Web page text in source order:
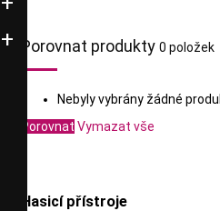
Porovnat produkty 0 položek
Nebyly vybrány žádné
Porovnat Vymazat vše
Hasicí přístroje